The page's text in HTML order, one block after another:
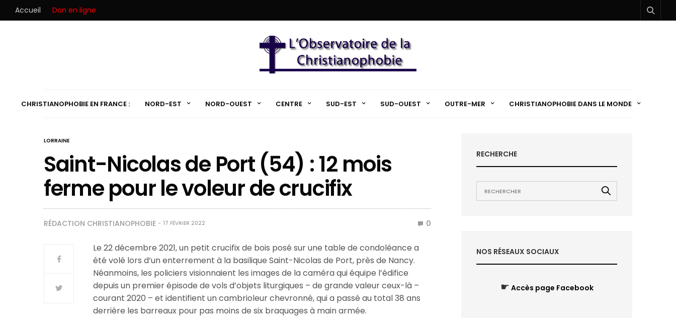
Accueil Don en ligne
CHRISTIANOPHOBIE EN FRANCE : NORD-EST NORD-OUEST CENTRE SUD-EST SUD-OUEST OUTRE-MER CHRISTIANOPHOBIE DANS LE MONDE
LORRAINE
Saint-Nicolas de Port (54) : 12 mois
ferme pour le voleur de crucifix
RÉDACTION CHRISTIANOPHOBIE 17 FÉVRIER 2022 0
Le 22 décembre 2021, un petit crucifix de bois posé sur une table de condoléance a
été volé lors d’un enterrement à la basilique Saint-Nicolas de Port, près de Nancy.
Néanmoins, les policiers visionnaient les images de la caméra qui équipe l’édifice
depuis un premier épisode de vols d’objets liturgiques – de grande valeur ceux-là –
courant 2020 – et identifient un cambrioleur chevronné, qui a passé au total 38 ans
derrière les barreaux pour pas moins de six braquages à main armée.
RECHERCHE
NOS RÉSEAUX SOCIAUX
☛ Accès page Facebook